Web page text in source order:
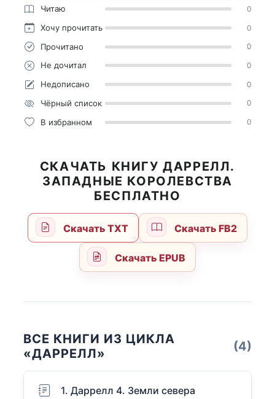
Читаю 0
Хочу прочитать 0
Прочитано 0
Не дочитал 0
Недописано 0
Чёрный список 0
В избранном 0
СКАЧАТЬ КНИГУ ДАРРЕЛЛ.
ЗАПАДНЫЕ КОРОЛЕВСТВА
БЕСПЛАТНО
Скачать TXT Скачать FB2
Скачать EPUB
ВСЕ КНИГИ ИЗ ЦИКЛА
«ДАРРЕЛЛ»
(4)
1. Даррелл 4. Земли севера